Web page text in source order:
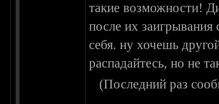
такие возможности!
после их
себя. ну хочешь
распадайтесь, но не
(Последний раз